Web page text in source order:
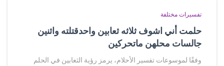
تفسيرات مختلفة
حلمت أني اشوف ثلاثه ثعابين واحدقتلته واثنين
جالسات محلهن ماتحركين
وفقًا لموسوعات تفسير الأحلام، يرمز رؤية الثعابين في الحلم